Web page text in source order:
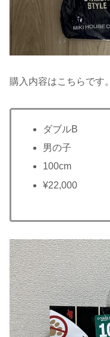
購入内容はこちらです。
ダブルB
男の子
100cm
¥22,000